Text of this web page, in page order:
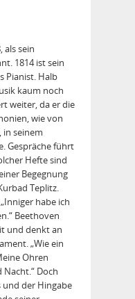
als sein
1814 ist sein
Pianist. Halb
kaum noch
weiter, da er die
wie von
in seinem
Gespräche führt
Hefte sind
Begegnung
Teplitz.
habe ich
Beethoven
und denkt an
„Wie ein
Ohren
Doch
der Hingabe